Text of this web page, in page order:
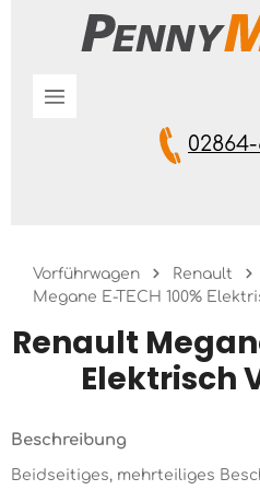
Zum Hauptinhalt springen
Vorführwagen
Renault
Megane E-TECH 100%
Renault
Elektrisch
Beschreibung
Beidseitiges, mehrteiliges